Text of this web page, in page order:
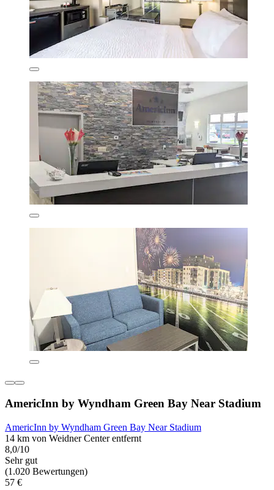
AmericInn by Wyndham Green Bay Near Stadium
AmericInn by Wyndham Green Bay Near Stadium
14 km von Weidner Center entfernt
8,0/10
Sehr gut
(1.020 Bewertungen)
57 €